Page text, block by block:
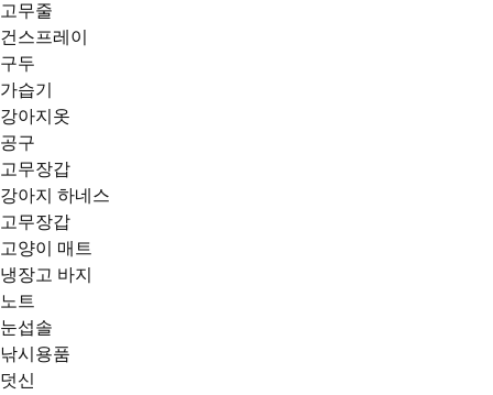
고무줄
건스프레이
구두
가습기
강아지옷
공구
고무장갑
강아지 하네스
고무장갑
고양이 매트
냉장고 바지
노트
눈섭솔
낚시용품
덧신